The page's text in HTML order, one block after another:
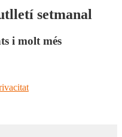
setmanal
i molt més